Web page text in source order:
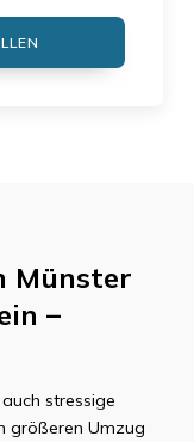
Münster
–
stressige
größeren Umzug